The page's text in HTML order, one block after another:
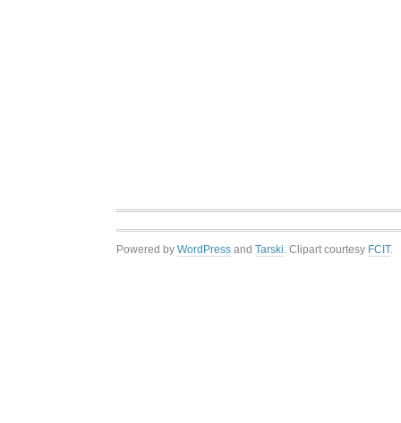
Powered by WordPress and Tarski . Clipart courtesy FCIT.